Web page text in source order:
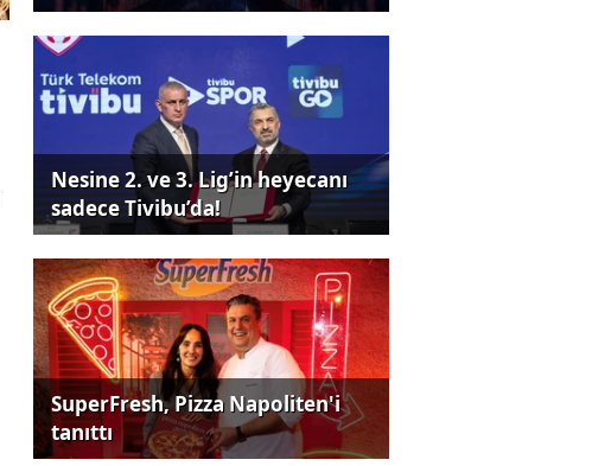
Nesine 2. ve 3. Lig’in heyecanı
sadece Tivibu’da!
SuperFresh, Pizza Napoliten'i
tanıttı